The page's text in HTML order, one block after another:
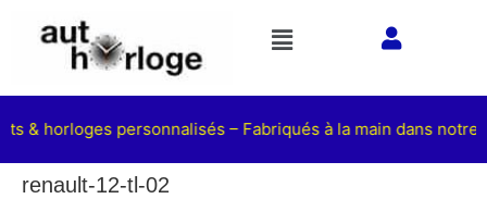
& horloges personnalisés – Fabriqués à la main dans
renault-12-tl-02